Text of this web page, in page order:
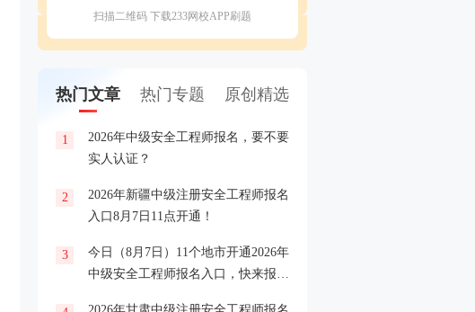
扫描二维码 下载233网校APP刷题
热门文章 热门专题 原创精选
1
2026年中级安全工程师报名，要不要
实人认证？
2
2026年新疆中级注册安全工程师报名
入口8月7日11点开通！
3
今日（8月7日）11个地市开通2026年
中级安全工程师报名入口，快来报